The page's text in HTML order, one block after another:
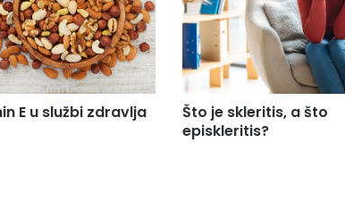
E u službi zdravlja
Što je skleritis, a što
episkleritis?